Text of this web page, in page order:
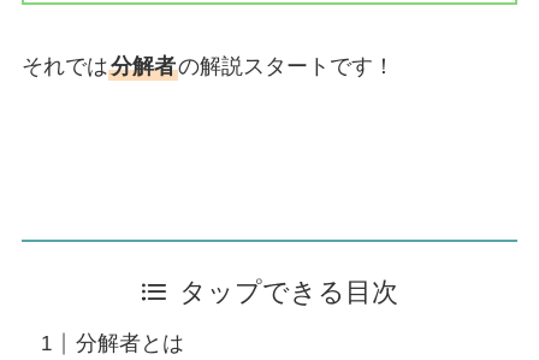
それでは分解者の解説スタートです！
タップできる目次
分解者とは